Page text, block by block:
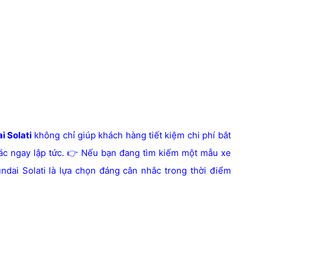
Solatikhông chỉ giúp khách hàng tiết kiệm chi phí bắt
ngay lập tức. 👉 Nếu bạn đang tìm kiếm một mẫu xe
Solati là lựa chọn đáng cân nhắc trong thời điểm